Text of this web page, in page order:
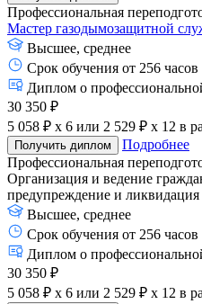
Профессиональная
Мастер газодымозащитной
Высшее, среднее
Срок обучения от 256 часов
Диплом о
30 350 ₽
5 058 ₽ x 6 или 2 529 ₽ x 12 в
Получить диплом
Подробнее
Профессиональная
Организация и ведение
предупреждение и
Высшее, среднее
Срок обучения от 256 часов
Диплом о
30 350 ₽
5 058 ₽ x 6 или 2 529 ₽ x 12 в